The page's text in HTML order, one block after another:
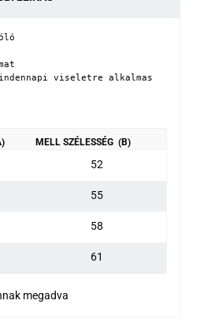
viseletre alkalmas
MELL SZÉLESSÉG (B)
52
55
58
61
megadva